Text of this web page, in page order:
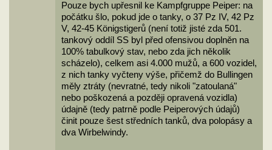
Pouze bych upřesnil ke Kampfgruppe Peiper: na
počátku šlo, pokud jde o tanky, o 37 Pz IV, 42 Pz
V, 42-45 Königstigerů (není totiž jisté zda 501.
tankový oddíl SS byl před ofensivou doplněn na
100% tabulkový stav, nebo zda jich několik
scházelo), celkem asi 4.000 mužů, a 600 vozidel,
z nich tanky vyčteny výše, přičemž do Bullingen
měly ztráty (nevratné, tedy nikoli "zatoulaná"
nebo poškozená a později opravená vozidla)
údajně (tedy patrně podle Peiperových údajů)
činit pouze šest středních tanků, dva polopásy a
dva Wirbelwindy.